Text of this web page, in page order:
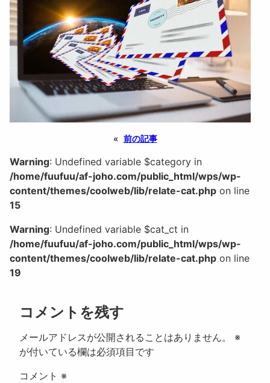
« 前の記事
Warning: Undefined variable $category in
/home/fuufuu/af-joho.com/public_html/wps/wp-
content/themes/coolweb/lib/relate-cat.php on line
15
Warning: Undefined variable $cat_ct in
/home/fuufuu/af-joho.com/public_html/wps/wp-
content/themes/coolweb/lib/relate-cat.php on line
19
コメントを残す
メールアドレスが公開されることはありません。
※
が付いている欄は必須項目です
コメント ※